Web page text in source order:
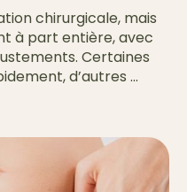
chirurgicale, mais
à part entière, avec
Certaines
d’autres ...